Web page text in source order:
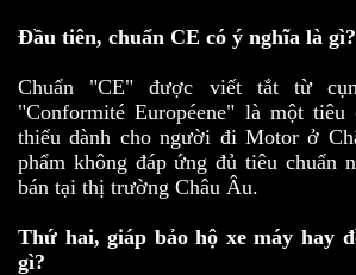
Đầu tiên, chuẩn CE có ý nghĩa là gì?
Chuẩn "CE" được viết tắt từ
"Conformité Européene" là một
thiểu dành cho người đi Motor ở
phẩm không đáp ứng đủ tiêu chuẩn
bán tại thị trường Châu Âu.
Thứ hai, giáp bảo hộ xe máy hay
gì?